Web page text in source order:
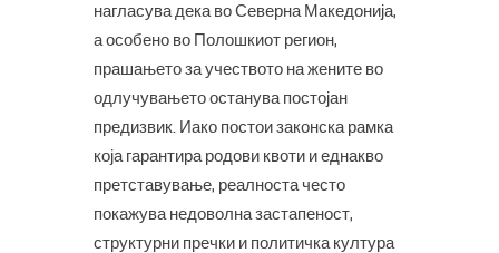
нагласува дека во Северна Македонија,
а особено во Полошкиот регион,
прашањето за учеството на жените во
одлучувањето останува постојан
предизвик. Иако постои законска рамка
која гарантира родови квоти и еднакво
претставување, реалноста често
покажува недоволна застапеност,
структурни пречки и политичка култура